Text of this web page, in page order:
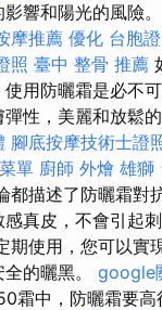
響和陽光的風險。
摩推薦 優化 台胞
照 臺中 整骨 推薦
用防曬霜是必不
性，美麗和放鬆
腳底按摩技術士證
單 廚師 外燴 雄獅
都描述了防曬霜對
真皮，不會引起刺
期使用，您可以實
的曬黑。 google
霜中，防曬霜要高